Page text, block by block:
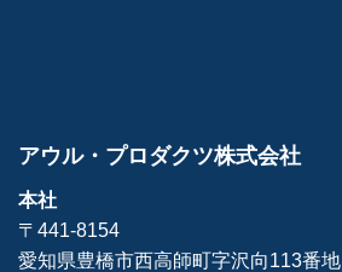
アウル・プロダクツ株式会社
本社
〒441-8154
愛知県豊橋市西高師町字沢向113番地